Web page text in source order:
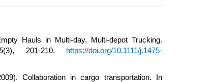
Hauls in Multi‐day, Multi‐depot Trucking.
(3), 201-210. https://doi.org/10.1111/j.1475-
Collaboration in cargo transportation. In